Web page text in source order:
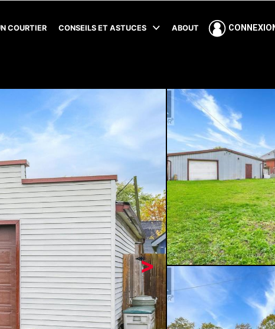
COURTIER CONSEILS ET ASTUCES ABOUT
>